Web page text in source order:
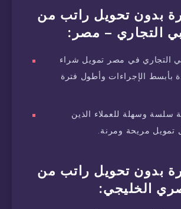
بدون تحويل راتب من
التجاري – مصر:
التجاري في مصر تمويل شراء
بأبسط الإجراءات وأطول فترة
سلسة وسهلة للعملاء الذين
تمويل مريحة ومرنة.
بدون تحويل راتب من
الخليجي: